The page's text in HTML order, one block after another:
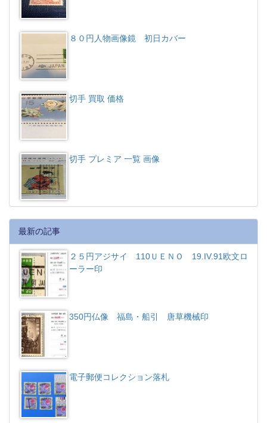
８０円人物画像鏡 初日カバー
切手 買取 価格
切手 プレミア 一覧 画像
最新の記事
２５円アジサイ 110ＵＥＮＯ 19.IV.91欧文ロ
ーラー印
350円仏像 福島・船引 唐草機械印
電子郵便コレクション落札